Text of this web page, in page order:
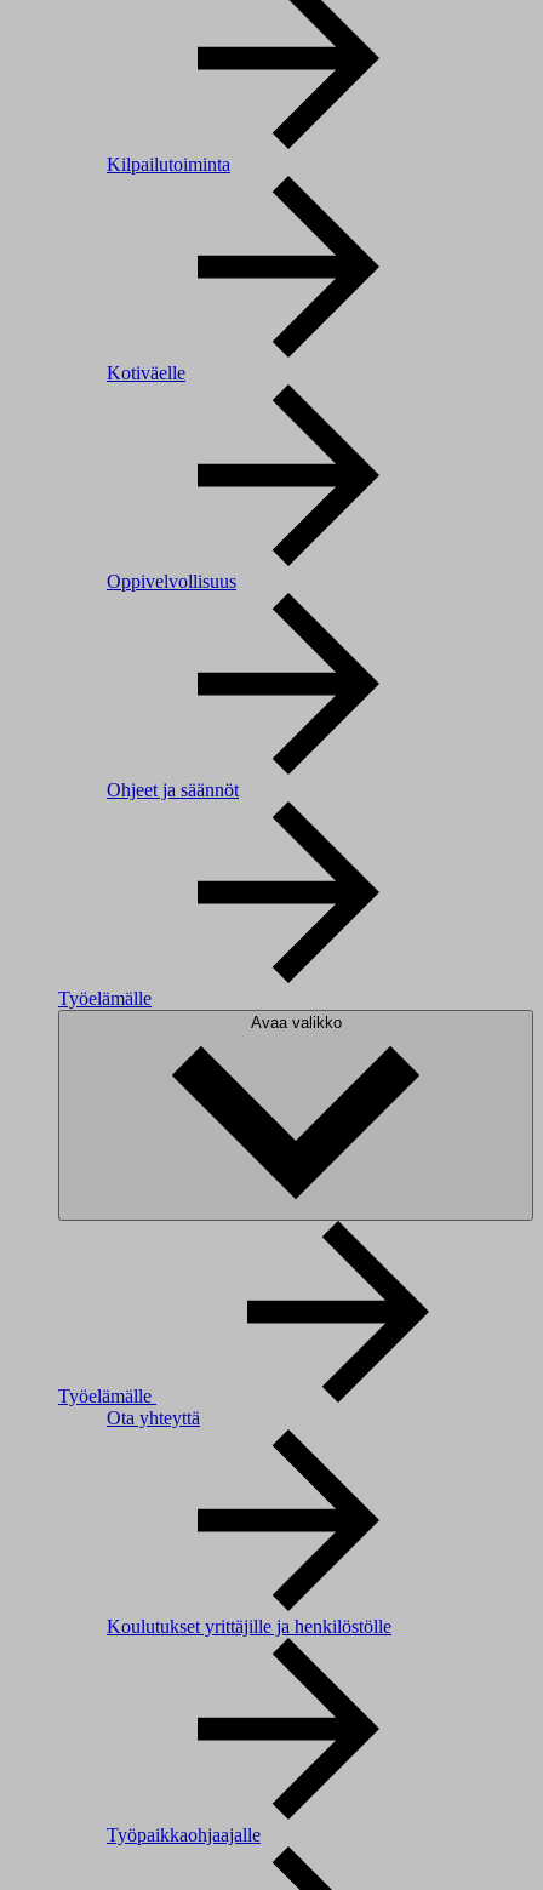
Kilpailutoiminta
Kotiväelle
Oppivelvollisuus
Ohjeet ja säännöt
Työelämälle
Avaa valikko
Työelämälle
Ota yhteyttä
Koulutukset yrittäjille ja henkilöstölle
Työpaikkaohjaajalle